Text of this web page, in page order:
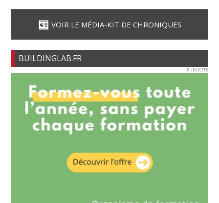
VOIR LE MÉDIA-KIT DE CHRONIQUES
BUILDINGLAB.FR
PUBLICITE